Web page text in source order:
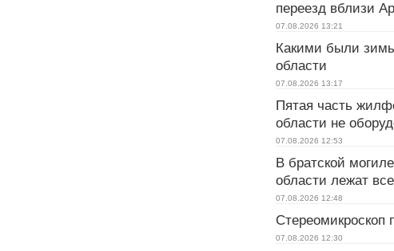
переезд вблизи
07.08.2026 13:21
Какими были
области
07.08.2026 13:17
Пятая часть
области не
07.08.2026 12:53
В братской
области лежат
07.08.2026 12:48
Стереомикроскоп
07.08.2026 12:30